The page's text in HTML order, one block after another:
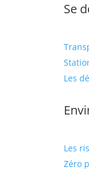
Se
Les
Les
Zéro